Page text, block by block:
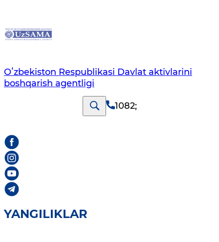
Oʻzbekiston Respublikasi Davlat aktivlarini
boshqarish agentligi
1082;
YANGILIKLAR